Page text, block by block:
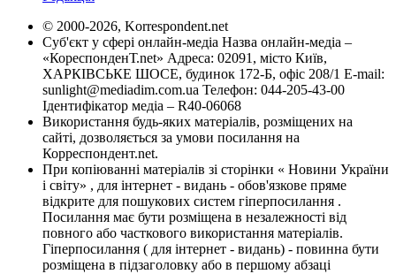
© 2000-2026, Korrespondent.net
Суб'єкт у сфері онлайн-медіа Назва онлайн-медіа –
«КореспонденТ.net» Адреса: 02091, місто Київ,
ХАРКІВСЬКЕ ШОСЕ, будинок 172-Б, офіс 208/1 E-mail:
sunlight@mediadim.com.ua Телефон: 044-205-43-00
Ідентифікатор медіа – R40-06068
Використання будь-яких матеріалів, розміщених на
сайті, дозволяється за умови посилання на
Корреспондент.net.
При копіюванні матеріалів зі сторінки « Новини України
і світу» , для інтернет - видань - обов'язкове пряме
відкрите для пошукових систем гіперпосилання .
Посилання має бути розміщена в незалежності від
повного або часткового використання матеріалів.
Гіперпосилання ( для інтернет - видань) - повинна бути
розміщена в підзаголовку або в першому абзаці